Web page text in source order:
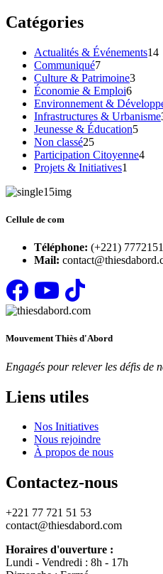
Catégories
Actualités & Événements14
Communiqué7
Culture & Patrimoine3
Économie & Emploi6
Environnement &
Infrastructures & Urbanisme
Jeunesse & Éducation5
Non classé25
Participation Citoyenne4
Projets & Initiatives1
Cellule de com
Téléphone: (+221)
Mail:
Mouvement Thiès d'Abord
Engagés pour relever les défis de
Liens utiles
Nos Initiatives
Nous rejoindre
À propos de nous
Contactez-nous
+221 77 721 51 53
contact@thiesdabord.com
Horaires d'ouverture :
Lundi - Vendredi : 8h - 17h